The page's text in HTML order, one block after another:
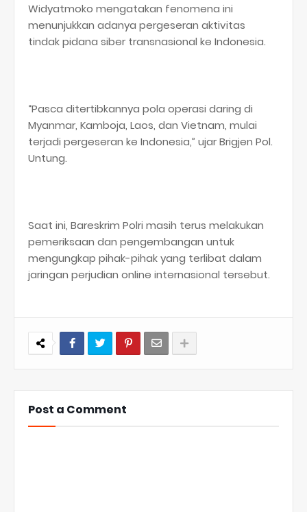
Widyatmoko mengatakan fenomena ini
menunjukkan adanya pergeseran aktivitas
tindak pidana siber transnasional ke Indonesia.
“Pasca ditertibkannya pola operasi daring di
Myanmar, Kamboja, Laos, dan Vietnam, mulai
terjadi pergeseran ke Indonesia,” ujar Brigjen Pol.
Untung.
Saat ini, Bareskrim Polri masih terus melakukan
pemeriksaan dan pengembangan untuk
mengungkap pihak-pihak yang terlibat dalam
jaringan perjudian online internasional tersebut.
Post a Comment